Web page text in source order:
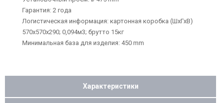
Гарантия: 2 года
Логистическая информация: картонная коробка (ШхГхВ)
570х570х290; 0,094м3; брутто 15кг
Минимальная база для изделия: 450 mm
Характеристики